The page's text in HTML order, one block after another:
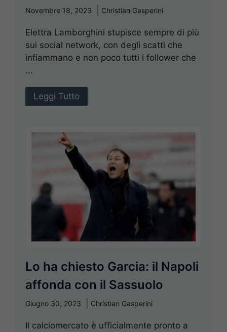
Novembre 18, 2023 Christian Gasperini
Elettra Lamborghini stupisce sempre di più
sui social network, con degli scatti che
infiammano e non poco tutti i follower che
...
Leggi Tutto
Lo ha chiesto Garcia: il Napoli
affonda con il Sassuolo
Giugno 30, 2023 Christian Gasperini
Il calciomercato è ufficialmente pronto a